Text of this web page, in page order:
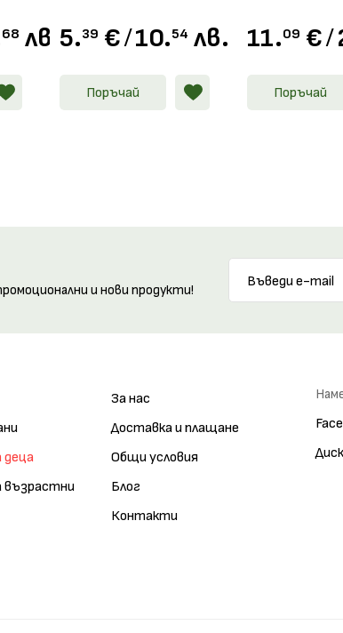
68 лв. 5.39 €/10.54 лв.
Поръчай
11.09 €/
Поръчай
и нови продукти!
деца
възрастни
За нас
Доставка и плащане
Общи условия
Блог
Контакти